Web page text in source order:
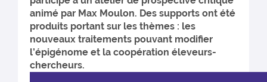
animé par Max Moulon. Des supports ont été
produits portant sur les thèmes : les
nouveaux traitements pouvant modifier
l’épigénome et la coopération éleveurs-
chercheurs.